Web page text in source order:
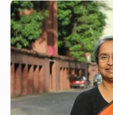
ছোটোবেলা
থেকেই
রাজনীতিবিদ
হওয়ার
ইচ্ছা
ছিলো